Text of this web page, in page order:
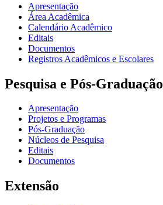
Apresentação
Área Acadêmica
Calendário Acadêmico
Editais
Documentos
Registros Acadêmicos e Escolares
Pesquisa e Pós-Graduação
Apresentação
Projetos e Programas
Pós-Graduação
Núcleos de Pesquisa
Editais
Documentos
Extensão